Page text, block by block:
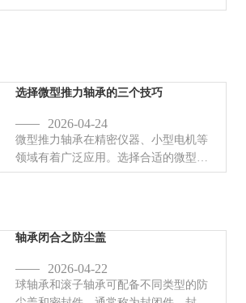
类型，其特点是具有深滚道槽。内圈和
选择微型推力轴承的三个技巧
2026-04-24
微型推力轴承在精密仪器、小型电机等
领域有着广泛应用。选择合适的微型推
力轴承对于设备的性能和寿命至关重
轴承闭合之防尘盖
2026-04-22
球轴承和滚子轴承可配备不同类型的防